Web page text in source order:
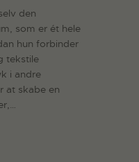
den
som er ét hele
hun forbinder
tekstile
i andre
at skabe en